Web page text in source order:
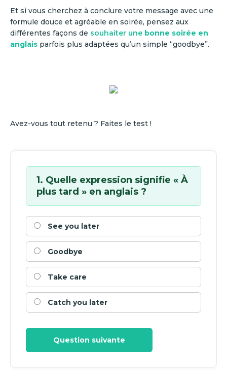
Et si vous cherchez à conclure votre message avec une
formule douce et agréable en soirée, pensez aux
différentes façons de souhaiter une bonne soirée en
anglais parfois plus adaptées qu’un simple “goodbye”.
Avez-vous tout retenu ? Faites le test !
1. Quelle expression signifie « À
plus tard » en anglais ?
See you later
Goodbye
Take care
Catch you later
Question suivante